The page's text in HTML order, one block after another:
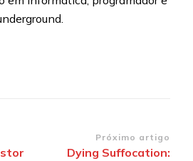
Próximo artigo
Dying Suffocation: